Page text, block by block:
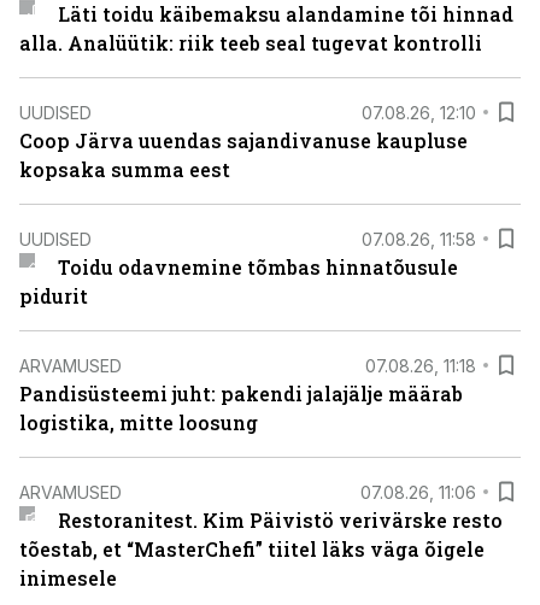
Läti toidu käibemaksu alandamine tõi hinnad
alla. Analüütik: riik teeb seal tugevat kontrolli
UUDISED 07.08.26, 12:10
Coop Järva uuendas sajandivanuse kaupluse
kopsaka summa eest
UUDISED 07.08.26, 11:58
Toidu odavnemine tõmbas hinnatõusule
pidurit
ARVAMUSED 07.08.26, 11:18
Pandisüsteemi juht: pakendi jalajälje määrab
logistika, mitte loosung
ARVAMUSED 07.08.26, 11:06
Restoranitest. Kim Päivistö verivärske resto
tõestab, et “MasterChefi” tiitel läks väga õigele
inimesele